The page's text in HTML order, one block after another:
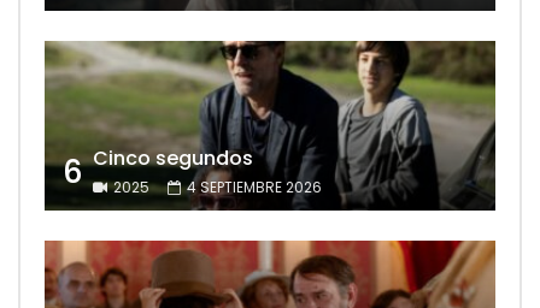
6 Cinco segundos
2025 4 SEPTIEMBRE 2026